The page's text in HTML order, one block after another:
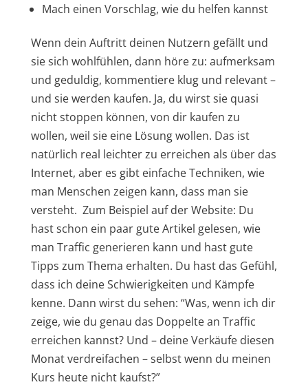
Mach einen Vorschlag, wie du helfen kannst
Wenn dein Auftritt deinen Nutzern gefällt und
sie sich wohlfühlen, dann höre zu: aufmerksam
und geduldig, kommentiere klug und relevant –
und sie werden kaufen. Ja, du wirst sie quasi
nicht stoppen können, von dir kaufen zu
wollen, weil sie eine Lösung wollen. Das ist
natürlich real leichter zu erreichen als über das
Internet, aber es gibt einfache Techniken, wie
man Menschen zeigen kann, dass man sie
versteht. Zum Beispiel auf der Website: Du
hast schon ein paar gute Artikel gelesen, wie
man Traffic generieren kann und hast gute
Tipps zum Thema erhalten. Du hast das Gefühl,
dass ich deine Schwierigkeiten und Kämpfe
kenne. Dann wirst du sehen: “Was, wenn ich dir
zeige, wie du genau das Doppelte an Traffic
erreichen kannst? Und – deine Verkäufe diesen
Monat verdreifachen – selbst wenn du meinen
Kurs heute nicht kaufst?”